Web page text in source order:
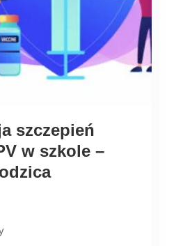
szczepień
w szkole –